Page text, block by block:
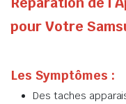
pour Votre
Les Symptômes :
Des taches